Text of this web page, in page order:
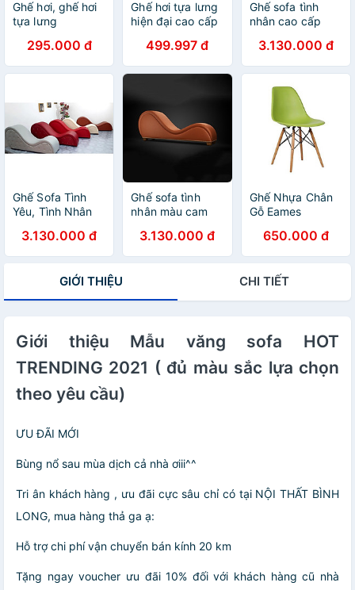
Ghế hơi, ghế hơi
tựa lưng
295.000 đ
Ghế hơi tựa lưng
hiện đại cao cấp
xem phim... Ghế
hơi bọc nhung
TẶNG KÈM BƠM
499.997 đ
Ghế sofa tình
nhân cao cấp
3.130.000 đ
Ghế Sofa Tình
Yêu, Tình Nhân
3.130.000 đ
Ghế sofa tình
nhân màu cam
3.130.000 đ
Ghế Nhựa Chân
Gỗ Eames
650.000 đ
GIỚI THIỆU CHI TIẾT
Giới thiệu Mẫu văng sofa HOT
TRENDING 2021 ( đủ màu sắc lựa chọn
theo yêu cầu)
ƯU ĐÃI MỚI
Bùng nổ sau mùa dịch cả nhà ơiii^^
Tri ân khách hàng , ưu đãi cực sâu chỉ có tại NỘI THẤT BÌNH
LONG, mua hàng thả ga ạ:
Hỗ trợ chi phí vận chuyển bán kính 20 km
Tặng ngay voucher ưu đãi 10% đối với khách hàng cũ nhà